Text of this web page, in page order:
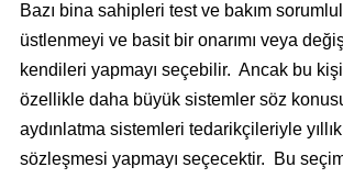
Bazı bina sahipleri test ve bakım
üstlenmeyi ve basit bir onarımı veya
kendileri yapmayı seçebilir. Ancak bu
özellikle daha büyük sistemler söz
aydınlatma sistemleri tedarikçileriyle
sözleşmesi yapmayı seçecektir. Bu